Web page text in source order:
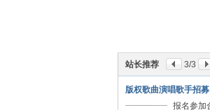
站长推荐 3/3
版权歌曲演唱歌手招募
报名参加